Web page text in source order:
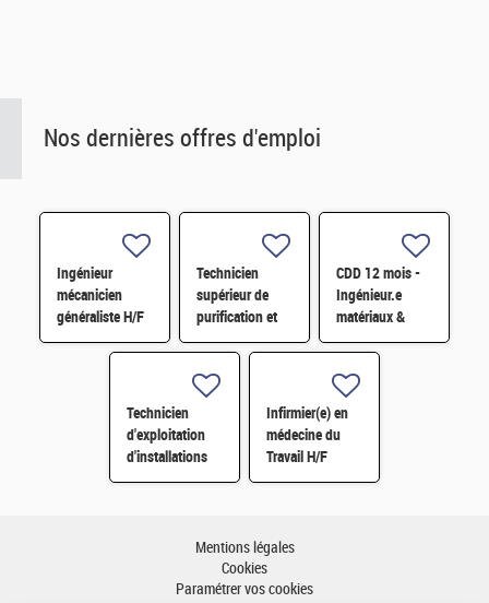
Nos dernières offres d'emploi
Ingénieur
mécanicien
généraliste H/F
Technicien
supérieur de
purification et
fabrication en
chaine blindée
H/F
CDD 12 mois -
Ingénieur.e
matériaux &
soudage H/F
Technicien
d'exploitation
d'installations
H/F
Infirmier(e) en
médecine du
Travail H/F
Mentions légales
Cookies
Paramétrer vos cookies